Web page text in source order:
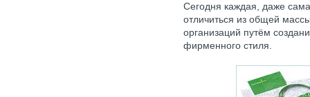
Сегодня каждая, даже
отличиться из общей
организаций путём
фирменного стиля.